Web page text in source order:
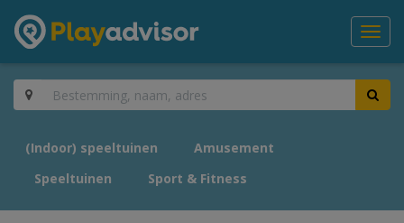
(Indoor) speeltuinen
Amusement
Speeltuinen
Sport & Fitness